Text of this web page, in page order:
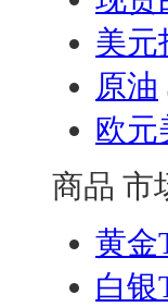
美元
原油
欧元
商品 市
黄金
白银